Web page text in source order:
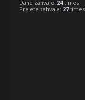
Dane zahvale: 24times
Prejete zahvale: 27times